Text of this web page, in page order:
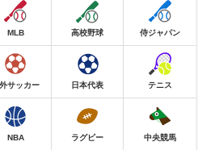
MLB 高校野球 侍ジャパン
サッカー 日本代表 テニス
NBA ラグビー 中央競馬